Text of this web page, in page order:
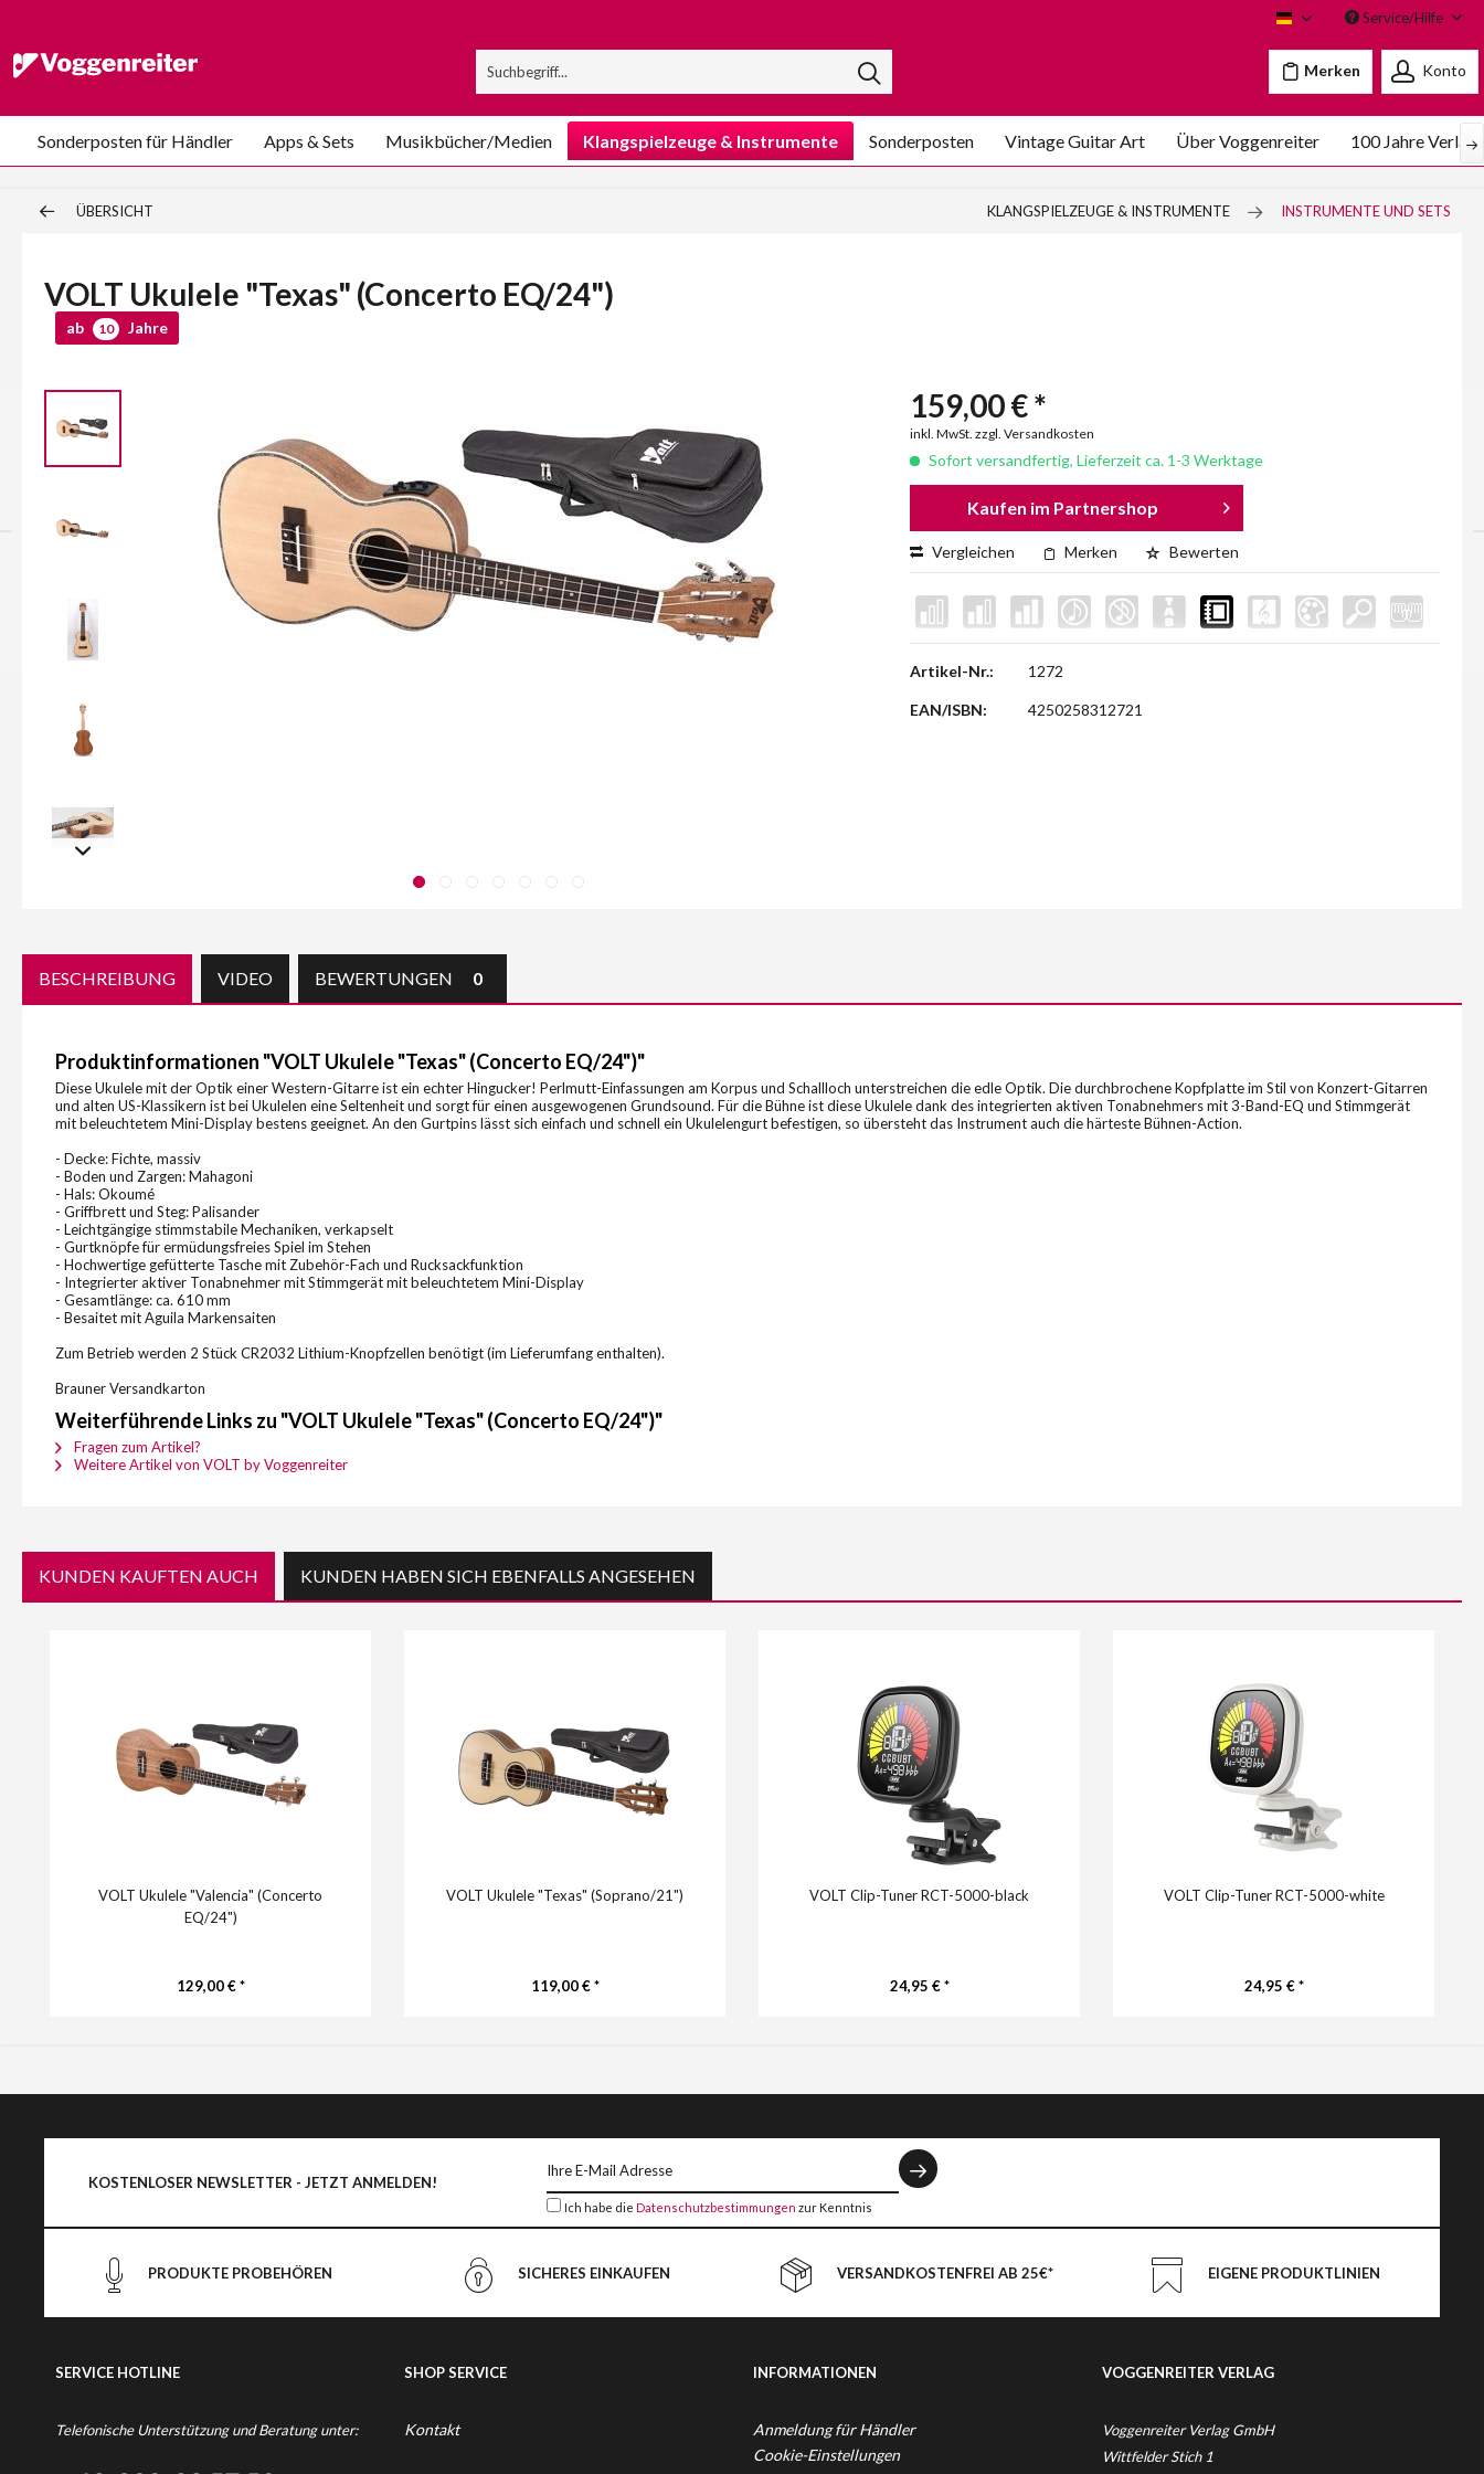
VoggenreiterService/Hilfe
Merken Konto
Sonderposten für Händler Apps & Sets Musikbücher/Medien Klangspielzeuge & Instrumente Sonderposten Vintage Guitar Art Über Voggenreiter 100 Jahre
ÜBERSICHT KLANGSPIELZEUGE & INSTRUMENTE INSTRUMENTE UND SETS
VOLT Ukulele "Texas" (Concerto EQ/24")
ab 10 Jahre
159,00 € *
inkl. MwSt. zzgl. Versandkosten
Sofort versandfertig, Lieferzeit ca. 1-3 Werktage
Kaufen im Partnershop
Vergleichen Merken Bewerten
Artikel-Nr.: 1272
EAN/ISBN: 4250258312721
BESCHREIBUNG VIDEO BEWERTUNGEN 0
Produktinformationen "VOLT Ukulele "Texas" (Concerto EQ/24")"
Diese Ukulele mit der Optik einer Western-Gitarre ist ein echter Hingucker! Perlmutt-Einfassungen am Korpus und Schallloch unterstreichen die edle Optik. Die durchbrochene Kopfplatte im Stil von Konzert-Gitarren
und alten US-Klassikern ist bei Ukulelen eine Seltenheit und sorgt für einen ausgewogenen Grundsound. Für die Bühne ist diese Ukulele dank des integrierten aktiven Tonabnehmers mit 3-Band-EQ und Stimmgerät
mit beleuchtetem Mini-Display bestens geeignet. An den Gurtpins lässt sich einfach und schnell ein Ukulelengurt befestigen, so übersteht das Instrument auch die härteste Bühnen-Action.
- Decke: Fichte, massiv
- Boden und Zargen: Mahagoni
- Hals: Okoumé
- Griffbrett und Steg: Palisander
- Leichtgängige stimmstabile Mechaniken, verkapselt
- Gurtknöpfe für ermüdungsfreies Spiel im Stehen
- Hochwertige gefütterte Tasche mit Zubehör-Fach und Rucksackfunktion
- Integrierter aktiver Tonabnehmer mit Stimmgerät mit beleuchtetem Mini-Display
- Gesamtlänge: ca. 610 mm
- Besaitet mit Aguila Markensaiten
Zum Betrieb werden 2 Stück CR2032 Lithium-Knopfzellen benötigt (im Lieferumfang enthalten).
Brauner Versandkarton
Weiterführende Links zu "VOLT Ukulele "Texas" (Concerto EQ/24")"
Fragen zum Artikel?
Weitere Artikel von VOLT by Voggenreiter
KUNDEN KAUFTEN AUCH KUNDEN HABEN SICH EBENFALLS ANGESEHEN
VOLT Ukulele "Valencia" (Concerto
EQ/24")
129,00 € *
VOLT Ukulele "Texas" (Soprano/21")
119,00 € *
VOLT Clip-Tuner RCT-5000-black
24,95 € *
VOLT Clip-Tuner RCT-5000-white
24,95 € *
KOSTENLOSER NEWSLETTER - JETZT ANMELDEN!
Ich habe die Datenschutzbestimmungen zur Kenntnis
PRODUKTE PROBEHÖREN SICHERES EINKAUFEN VERSANDKOSTENFREI AB 25€* EIGENE PRODUKTLINIEN
SERVICE HOTLINE
Telefonische Unterstützung und Beratung unter:
SHOP SERVICE
Kontakt
INFORMATIONEN
Anmeldung für Händler
Cookie-Einstellungen
VOGGENREITER VERLAG
Voggenreiter Verlag GmbH
Wittfelder Stich 1